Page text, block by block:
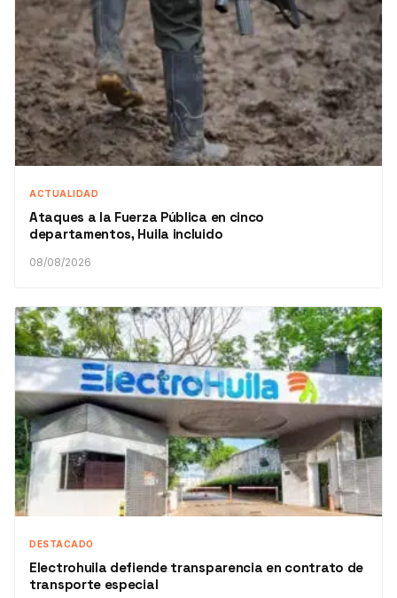
ACTUALIDAD
Ataques a la Fuerza Pública en cinco
departamentos, Huila incluido
08/08/2026
DESTACADO
Electrohuila defiende transparencia en contrato de
transporte especial